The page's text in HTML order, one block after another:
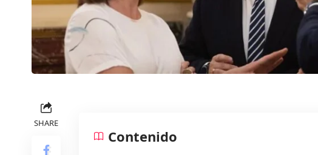
SHARE
Contenido